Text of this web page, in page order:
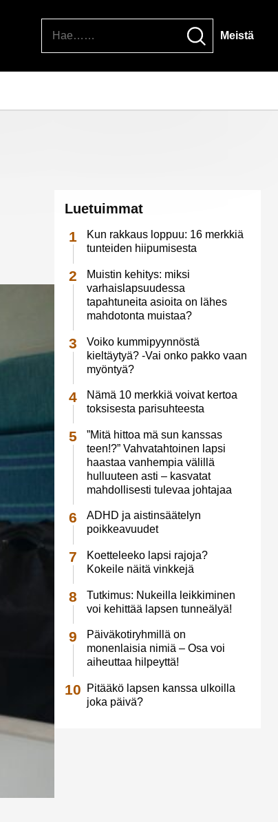
Meistä
Luetuimmat
Kun rakkaus loppuu: 16 merkkiä
tunteiden hiipumisesta
Muistin kehitys: miksi
varhaislapsuudessa
tapahtuneita asioita on lähes
mahdotonta muistaa?
Voiko kummipyynnöstä
kieltäytyä? -Vai onko pakko vaan
myöntyä?
Nämä 10 merkkiä voivat kertoa
toksisesta parisuhteesta
”Mitä hittoa mä sun kanssas
teen!?” Vahvatahtoinen lapsi
haastaa vanhempia välillä
hulluuteen asti – kasvatat
mahdollisesti tulevaa johtajaa
ADHD ja aistinsäätelyn
poikkeavuudet
Koetteleeko lapsi rajoja?
Kokeile näitä vinkkejä
Tutkimus: Nukeilla leikkiminen
voi kehittää lapsen tunneälyä!
Päiväkotiryhmillä on
monenlaisia nimiä – Osa voi
aiheuttaa hilpeyttä!
Pitääkö lapsen kanssa ulkoilla
joka päivä?